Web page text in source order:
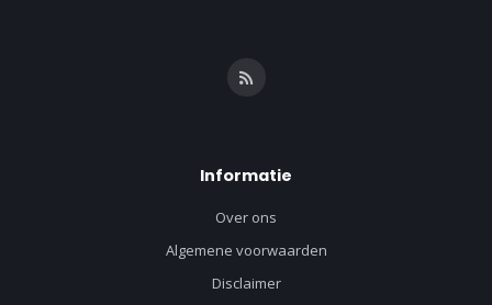
Informatie
Over ons
Algemene voorwaarden
Disclaimer